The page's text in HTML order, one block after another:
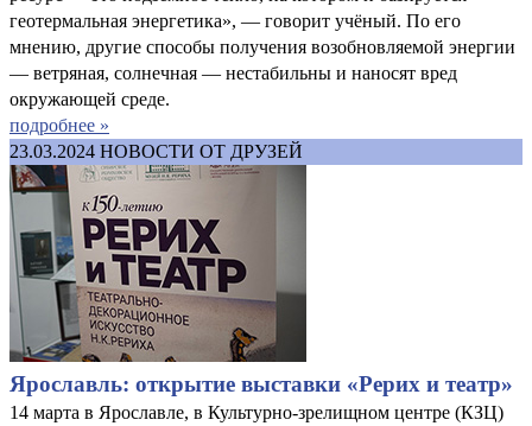
геотермальная энергетика», — говорит учёный. По его
мнению, другие способы получения возобновляемой энергии
— ветряная, солнечная — нестабильны и наносят вред
окружающей среде.
подробнее »
23.03.2024 НОВОСТИ ОТ ДРУЗЕЙ
Ярославль: открытие выставки «Рерих и театр»
14 марта в Ярославле, в Культурно-зрелищном центре (КЗЦ)